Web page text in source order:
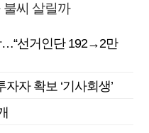
불씨 살릴까
…“선거인단 192→2만
자 확보 ‘기사회생’